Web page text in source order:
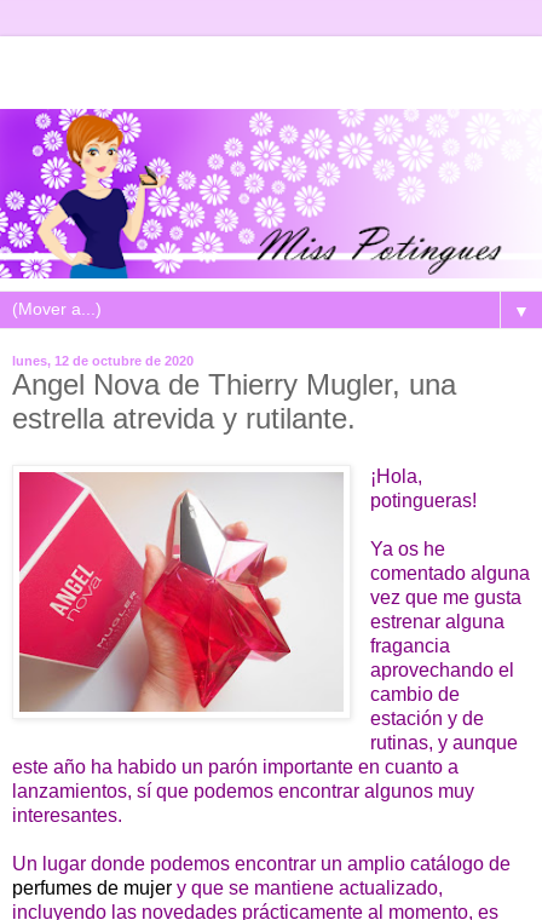
▼
lunes, 12 de octubre de 2020
Angel Nova de Thierry Mugler, una
estrella atrevida y rutilante.
¡Hola,
potingueras!
Ya os he
comentado alguna
vez que me gusta
estrenar alguna
fragancia
aprovechando el
cambio de
estación y de
rutinas, y aunque
este año ha habido un parón importante en cuanto a
lanzamientos, sí que podemos encontrar algunos muy
interesantes.
Un lugar donde podemos encontrar un amplio catálogo de
perfumes de mujer y que se mantiene actualizado,
incluyendo las novedades prácticamente al momento, es